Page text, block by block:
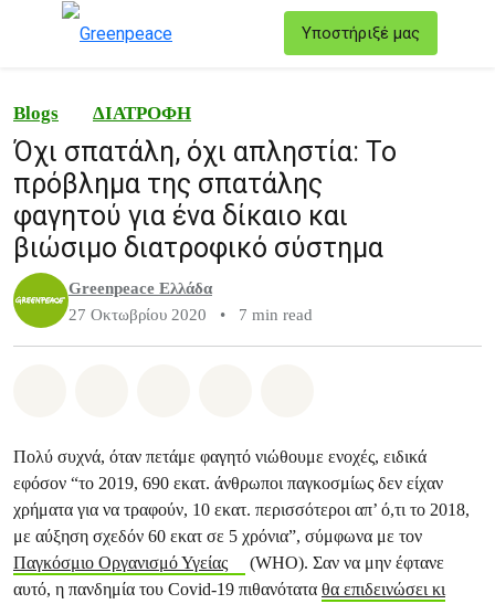
Υποστήριξέ μας
Blogs ΔΙΑΤΡΟΦΗ
Όχι σπατάλη, όχι απληστία: Το
πρόβλημα της σπατάλης
φαγητού για ένα δίκαιο και
βιώσιμο διατροφικό σύστημα
Greenpeace Ελλάδα
27 Οκτωβρίου 2020
• 7 min read
Πολύ συχνά, όταν πετάμε φαγητό νιώθουμε ενοχές, ειδικά
εφόσον “το 2019, 690 εκατ. άνθρωποι παγκοσμίως δεν είχαν
χρήματα για να τραφούν, 10 εκατ. περισσότεροι απ’ ό,τι το 2018,
με αύξηση σχεδόν 60 εκατ σε 5 χρόνια”, σύμφωνα με τον
Παγκόσμιο Οργανισμό Υγείας
(WHO). Σαν να μην έφτανε
αυτό, η πανδημία του Covid-19 πιθανότατα θα επιδεινώσει κι